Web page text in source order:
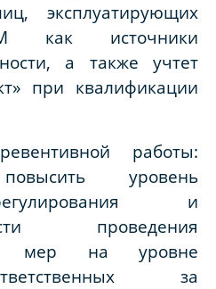
эксплуатирующих
как источники
а также учтет
при квалификации
работы:
уровень
и
проведения
мер на уровне
за